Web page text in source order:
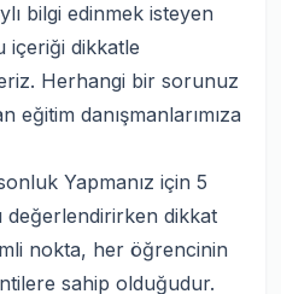
bilgi edinmek isteyen
içeriği dikkatle
Herhangi bir sorunuz
eğitim danışmanlarımıza
Yapmanız için 5
dikkat
nokta, her öğrencinin
sahip olduğudur.